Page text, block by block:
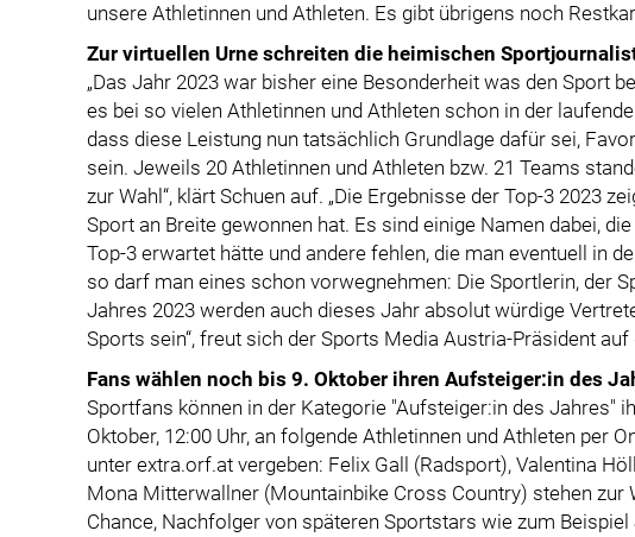
unsere Athletinnen und Athleten. Es gibt übrigens noch
Zur virtuellen Urne schreiten die heimischen
„Das Jahr 2023 war bisher eine Besonderheit was den Sport
es bei so vielen Athletinnen und Athleten schon in der
dass diese Leistung nun tatsächlich Grundlage dafür sei,
sein. Jeweils 20 Athletinnen und Athleten bzw. 21 Teams
zur Wahl“, klärt Schuen auf. „Die Ergebnisse der Top-3 2023
Sport an Breite gewonnen hat. Es sind einige Namen dabei,
Top-3 erwartet hätte und andere fehlen, die man eventuell in
so darf man eines schon vorwegnehmen: Die Sportlerin, der
Jahres 2023 werden auch dieses Jahr absolut würdige
Sports sein“, freut sich der Sports Media Austria-Präsident auf
Fans wählen noch bis 9. Oktober ihren Aufsteiger:in des
Sportfans können in der Kategorie "Aufsteiger:in des Jahres"
Oktober, 12:00 Uhr, an folgende Athletinnen und Athleten per
unter extra.orf.at vergeben: Felix Gall (Radsport), Valentina
Mona Mitterwallner (Mountainbike Cross Country) stehen zur
Chance, Nachfolger von späteren Sportstars wie zum